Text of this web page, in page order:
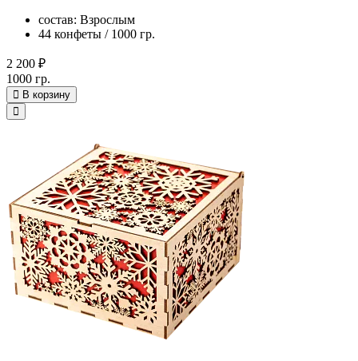
состав: Взрослым
44 конфеты / 1000 гр.
2 200 ₽
1000 гр.
В корзину